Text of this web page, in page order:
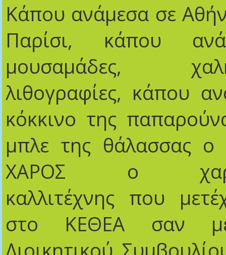
Κάπου ανάμεσα σε
Παρίσι, κάπου
μουσαμάδες,
λιθογραφίες, κάπου
κόκκινο της
μπλε της θάλασσας
ΧΑΡΟΣ ο
καλλιτέχνης που
στο ΚΕΘΕΑ σαν